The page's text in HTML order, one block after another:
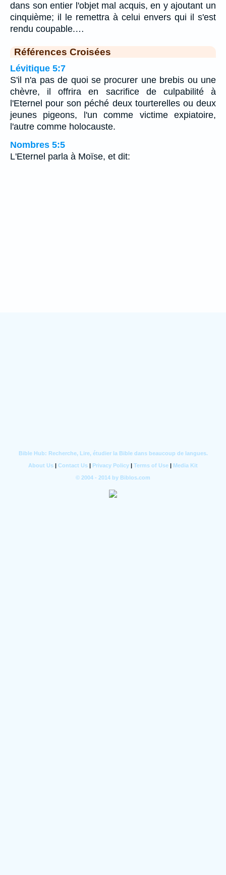
dans son entier l'objet mal acquis, en y ajoutant un
cinquième; il le remettra à celui envers qui il s'est
rendu coupable.…
Références Croisées
Lévitique 5:7
S'il n'a pas de quoi se procurer une brebis ou une
chèvre, il offrira en sacrifice de culpabilité à
l'Eternel pour son péché deux tourterelles ou deux
jeunes pigeons, l'un comme victime expiatoire,
l'autre comme holocauste.
Nombres 5:5
L'Eternel parla à Moïse, et dit: